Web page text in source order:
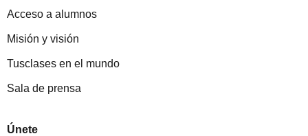
Acceso a alumnos
Misión y visión
Tusclases en el mundo
Sala de prensa
Únete